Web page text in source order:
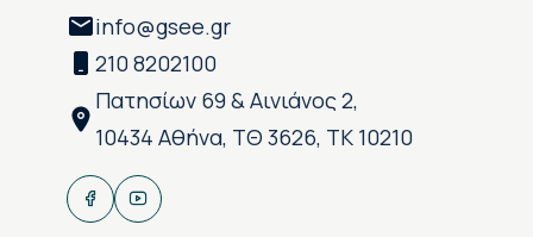
info@gsee.gr
210 8202100
Πατησίων 69 & Αινιάνος 2,
10434 Αθήνα, ΤΘ 3626, ΤΚ 10210